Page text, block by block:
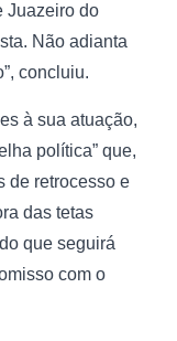
Juazeiro do
Não adianta
concluiu.
à sua atuação,
política” que,
de retrocesso e
das tetas
que seguirá
com o